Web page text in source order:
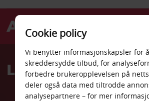
Welcome
AvisLeiebil Prato
Cookie policy
Vi benytter informasjonskapsler for
skreddersydde tilbud, for
forbedre brukeropplevelsen på
deler også data med tiltrodde
analysepartnere – for mer